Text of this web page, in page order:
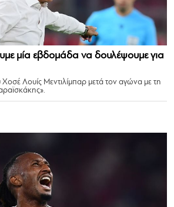
μία εβδομάδα να δουλέψουμε για
Λουίς Μεντιλίμπαρ μετά τον αγώνα με τη